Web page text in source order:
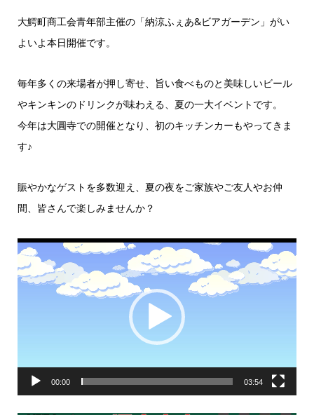
大鰐町商工会青年部主催の「納涼ふぇあ&ビアガーデン」がい
よいよ本日開催です。
毎年多くの来場者が押し寄せ、旨い食べものと美味しいビール
やキンキンのドリンクが味わえる、夏の一大イベントです。
今年は大圓寺での開催となり、初のキッチンカーもやってきま
す♪
賑やかなゲストを多数迎え、夏の夜をご家族やご友人やお仲
間、皆さんで楽しみませんか？
動
画
00:00 03:54